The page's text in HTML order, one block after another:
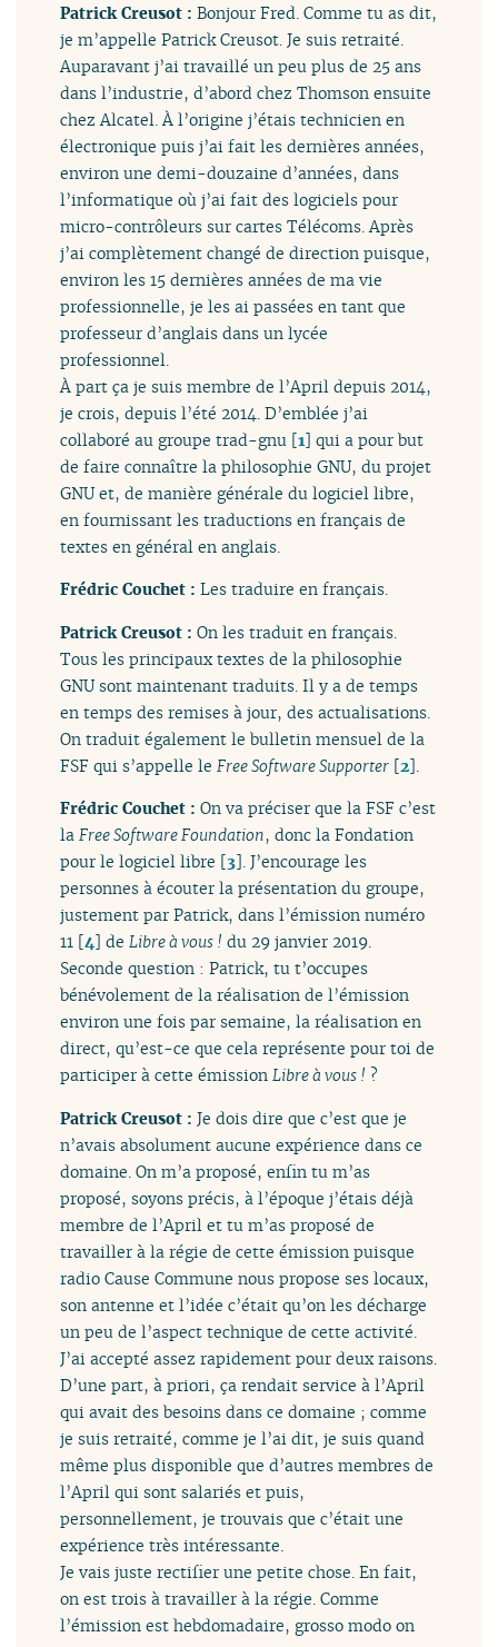
Patrick Creusot :Bonjour Fred. Comme tu as dit,
je m’appelle Patrick Creusot. Je suis retraité.
Auparavant j’ai travaillé un peu plus de 25 ans
dans l’industrie, d’abord chez Thomson ensuite
chez Alcatel. À l’origine j’étais technicien en
électronique puis j’ai fait les dernières années,
environ une demi-douzaine d’années, dans
l’informatique où j’ai fait des logiciels pour
micro-contrôleurs sur cartes Télécoms. Après
j’ai complètement changé de direction puisque,
environ les 15 dernières années de ma vie
professionnelle, je les ai passées en tant que
professeur d’anglais dans un lycée
professionnel.
À part ça je suis membre de l’April depuis 2014,
je crois, depuis l’été 2014. D’emblée j’ai
collaboré au groupe trad-gnu [1] qui a pour but
de faire connaître la philosophie GNU, du projet
GNU et, de manière générale du logiciel libre,
en fournissant les traductions en français de
textes en général en anglais.
Frédric Couchet :Les traduire en français.
Patrick Creusot :On les traduit en français.
Tous les principaux textes de la philosophie
GNU sont maintenant traduits. Il y a de temps
en temps des remises à jour, des actualisations.
On traduit également le bulletin mensuel de la
FSF qui s’appelle le Free Software Supporter [2]
Frédric Couchet :On va préciser que la FSF c’est
laFree Software Foundation, donc la Fondation
pour le logiciel libre [3]. J’encourage les
personnes à écouter la présentation du groupe,
justement par Patrick, dans l’émission numéro
11 [4] deLibre à vous ! du 29 janvier 2019.
Seconde question : Patrick, tu t’occupes
bénévolement de la réalisation de l’émission
environ une fois par semaine, la réalisation en
direct, qu’est-ce que cela représente pour toi de
participer à cette émissionLibre à vous ! ?
Patrick Creusot :Je dois dire que c’est que je
n’avais absolument aucune expérience dans ce
domaine. On m’a proposé, enfin tu m’as
proposé, soyons précis, à l’époque j’étais déjà
membre de l’April et tu m’as proposé de
travailler à la régie de cette émission puisque
radio Cause Commune nous propose ses locaux,
son antenne et l’idée c’était qu’on les décharge
un peu de l’aspect technique de cette activité.
J’ai accepté assez rapidement pour deux raisons.
D’une part, à priori, ça rendait service à l’April
qui avait des besoins dans ce domaine ; comme
je suis retraité, comme je l’ai dit, je suis quand
même plus disponible que d’autres membres de
l’April qui sont salariés et puis,
personnellement, je trouvais que c’était une
expérience très intéressante.
Je vais juste rectifier une petite chose. En fait,
on est trois à travailler à la régie. Comme
l’émission est hebdomadaire, grosso modo on